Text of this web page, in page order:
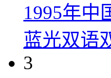
1995年中
蓝光双语
3